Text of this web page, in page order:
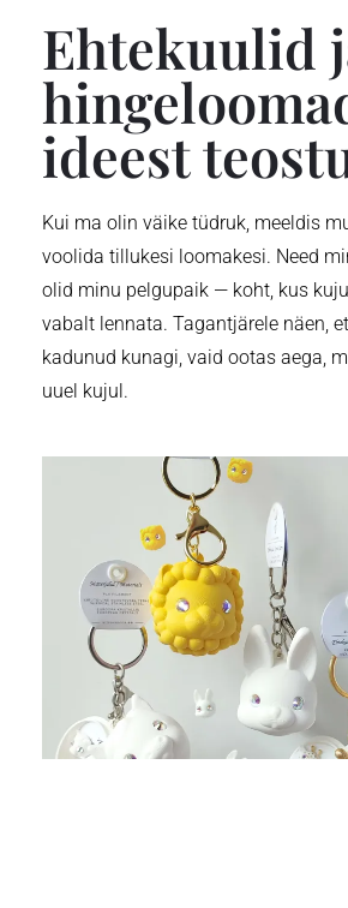
Ehtekuulid
ideest
Kui ma olin väike tüdruk, meeldis
voolida tillukesi loomakesi. Need
olid minu pelgupaik — koht, kus
vabalt lennata. Tagantjärele näen,
kadunud kunagi, vaid ootas aega,
uuel kujul.